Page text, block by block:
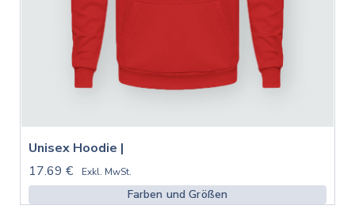
Unisex Hoodie |
17.69 €
Exkl. MwSt.
Farben und Größen